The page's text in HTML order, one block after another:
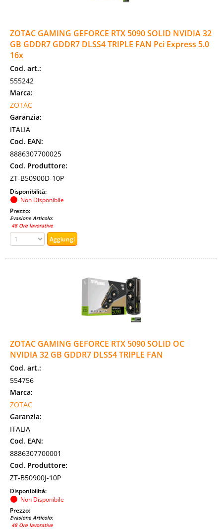
ZOTAC GAMING GEFORCE RTX 5090 SOLID NVIDIA 32
GB GDDR7 GDDR7 DLSS4 TRIPLE FAN Pci Express 5.0
16x
Cod. art.:
555242
Marca:
ZOTAC
Garanzia:
ITALIA
Cod. EAN:
8886307700025
Cod. Produttore:
ZT-B50900D-10P
Disponibilità:
Non Disponibile
Prezzo:
Evasione Articolo:
48 Ore lavorative
ZOTAC GAMING GEFORCE RTX 5090 SOLID OC
NVIDIA 32 GB GDDR7 DLSS4 TRIPLE FAN
Cod. art.:
554756
Marca:
ZOTAC
Garanzia:
ITALIA
Cod. EAN:
8886307700001
Cod. Produttore:
ZT-B50900J-10P
Disponibilità:
Non Disponibile
Prezzo:
Evasione Articolo:
48 Ore lavorative